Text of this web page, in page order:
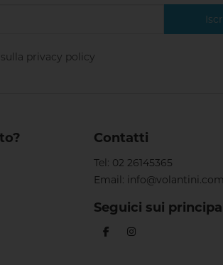
privacy policy
Contatti
Tel: 02 26145365
Email: info@volantini.com
Seguici sui